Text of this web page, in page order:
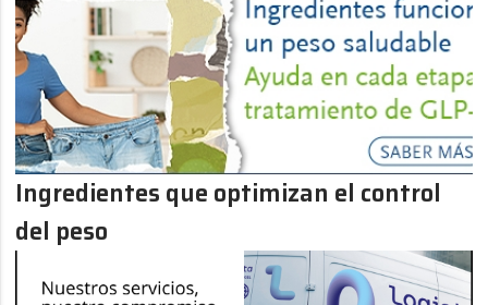
Ingredientes que optimizan el control
del peso